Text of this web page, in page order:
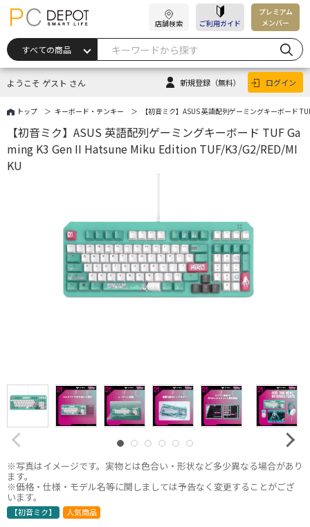
店舗検索 ご利用ガイド
プレミアム
メンバー
ようこそ ゲスト さん 新規登録 （無料） ログイン
トップ キーボード・テンキー 【初音ミク】ASUS 英語配列ゲーミングキーボード
※写真はイメージです。実物とは色合い・形状など多少異なる場合があり
ます。
※価格・仕様・モデル名等に関しましては予告なく変更することがござ
います。
【初音ミク】ASUS 英語配列ゲーミングキーボード TUF Ga
ming K3 Gen II Hatsune Miku Edition TUF/K3/G2/RED/MI
KU
【初音ミク】 人気商品